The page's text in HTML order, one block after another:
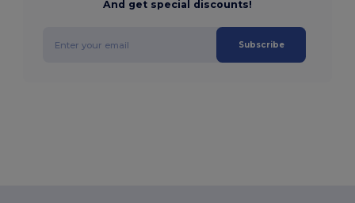
And get special discounts!
Subscribe